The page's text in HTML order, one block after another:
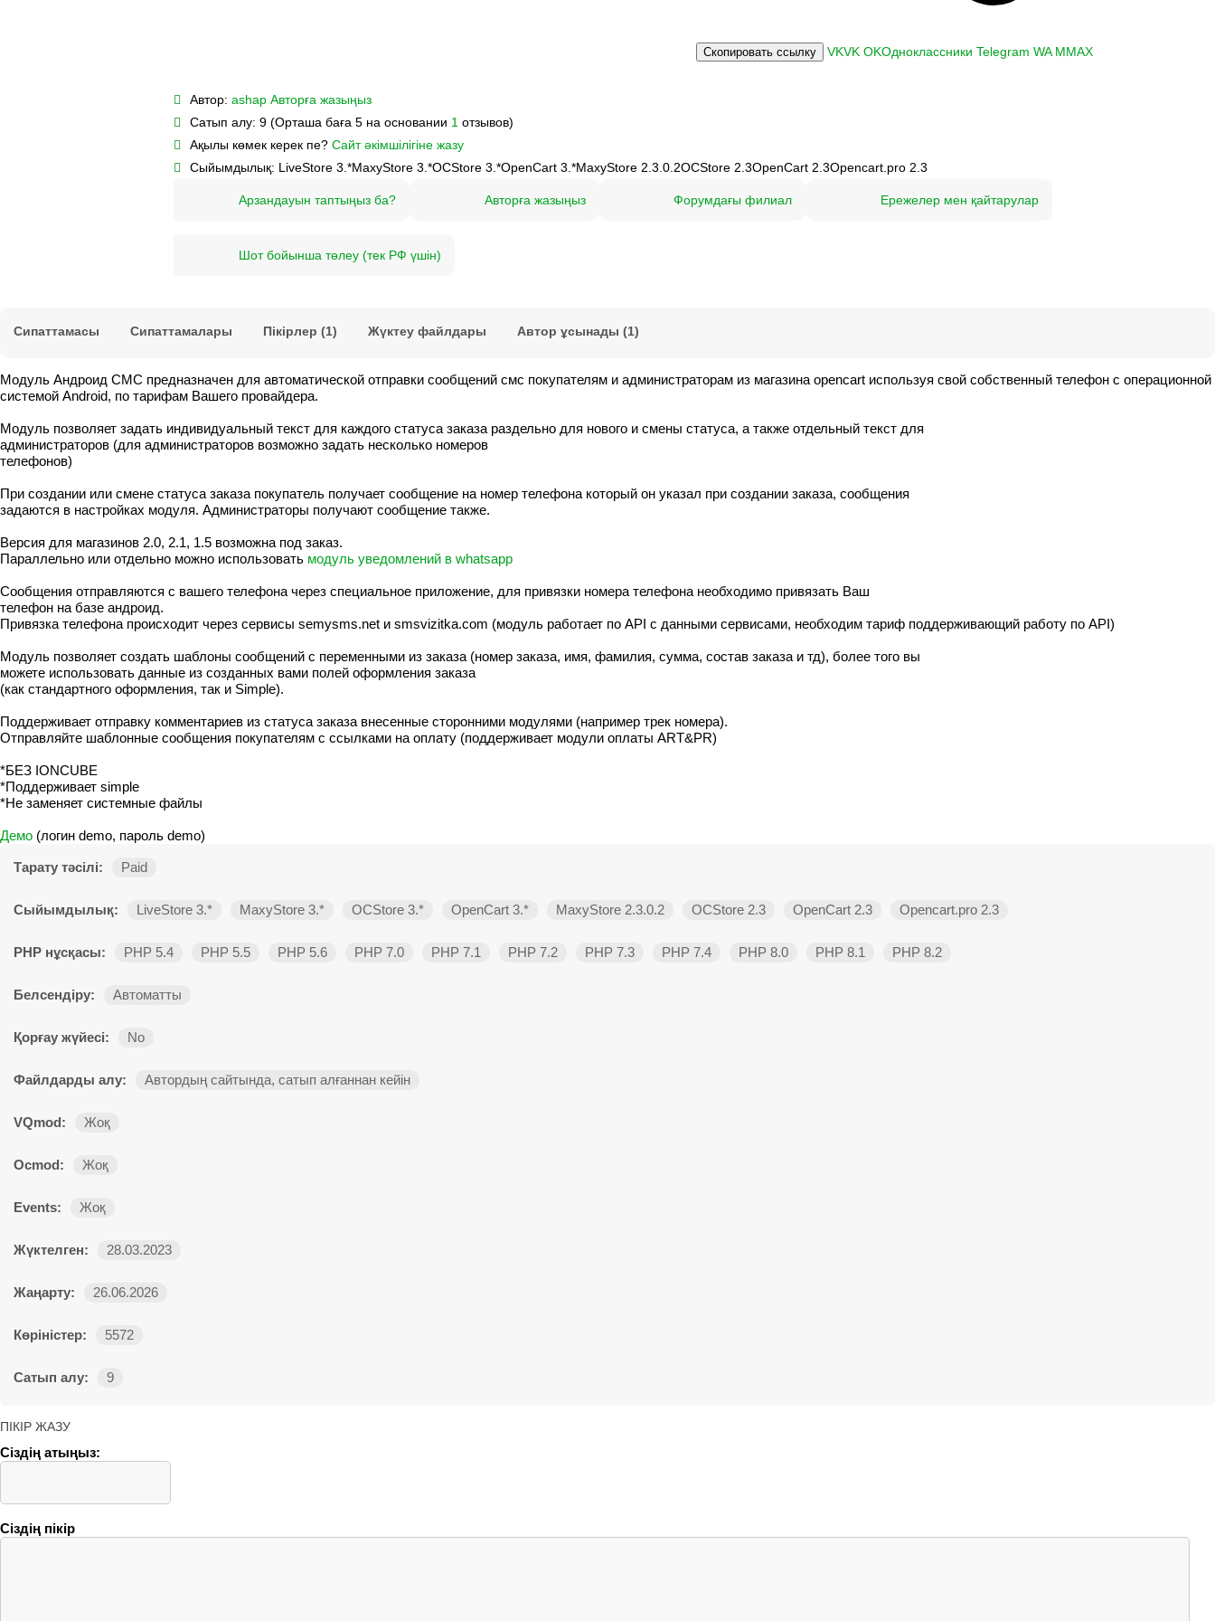
Скопировать ссылку VKVK OKОдноклассники Telegram WA MMAX
Автор: ashap Авторға жазыңыз
Сатып алу: 9 (Орташа баға 5 на основании 1 отзывов)
Ақылы көмек керек пе? Сайт әкімшілігіне жазу
Сыйымдылық: LiveStore 3.*MaxyStore 3.*OCStore 3.*OpenCart 3.*MaxyStore 2.3.0.2OCStore 2.3OpenCart 2.3Opencart.pro 2.3
Арзандауын таптыңыз ба? Авторға жазыңыз Форумдағы филиал Ережелер мен қайтарулар
Шот бойынша төлеу (тек РФ үшін)
Сипаттамасы Сипаттамалары Пікірлер (1) Жүктеу файлдары Автор ұсынады (1)
Модуль Андроид СМС предназначен для автоматической отправки сообщений смс покупателям и администраторам из магазина opencart используя свой собственный телефон c операционной
системой Android, по тарифам Вашего провайдера.
Модуль позволяет задать индивидуальный текст для каждого статуса заказа раздельно для нового и смены статуса, а также отдельный текст для
администраторов (для администраторов возможно задать несколько номеров
телефонов)
При создании или смене статуса заказа покупатель получает сообщение на номер телефона который он указал при создании заказа, сообщения
задаются в настройках модуля. Администраторы получают сообщение также.
Версия для магазинов 2.0, 2.1, 1.5 возможна под заказ.
Параллельно или отдельно можно использовать модуль уведомлений в whatsapp
Сообщения отправляются с вашего телефона через специальное приложение, для привязки номера телефона необходимо привязать Ваш
телефон на базе андроид.
Привязка телефона происходит через сервисы semysms.net и smsvizitka.com (модуль работает по API с данными сервисами, необходим тариф поддерживающий работу по API)
Модуль позволяет создать шаблоны сообщений с переменными из заказа (номер заказа, имя, фамилия, сумма, состав заказа и тд), более того вы
можете использовать данные из созданных вами полей оформления заказа
(как стандартного оформления, так и Simple).
Поддерживает отправку комментариев из статуса заказа внесенные сторонними модулями (например трек номера).
Отправляйте шаблонные сообщения покупателям с ссылками на оплату (поддерживает модули оплаты ART&PR)
*БЕЗ IONCUBE
*Поддерживает simple
*Не заменяет системные файлы
Демо (логин demo, пароль demo)
Тарату тәсілі: Paid
Сыйымдылық: LiveStore 3.* MaxyStore 3.* OCStore 3.* OpenCart 3.* MaxyStore 2.3.0.2 OCStore 2.3 OpenCart 2.3 Opencart.pro 2.3
PHP нұсқасы: PHP 5.4 PHP 5.5 PHP 5.6 PHP 7.0 PHP 7.1 PHP 7.2 PHP 7.3 PHP 7.4 PHP 8.0 PHP 8.1 PHP 8.2
Белсендіру: Автоматты
Қорғау жүйесі: No
Файлдарды алу: Автордың сайтында, сатып алғаннан кейін
VQmod: Жоқ
Ocmod: Жоқ
Events: Жоқ
Жүктелген: 28.03.2023
Жаңарту: 26.06.2026
Көріністер: 5572
Сатып алу: 9
ПІКІР ЖАЗУ
Сіздің атыңыз:
Сіздің пікір